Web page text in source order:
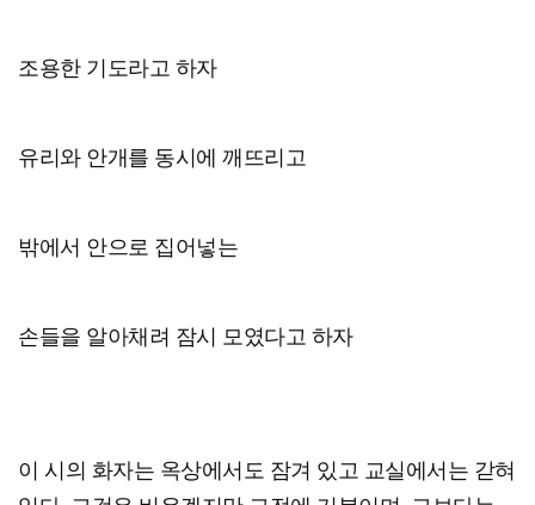
조용한 기도라고 하자
유리와 안개를 동시에 깨뜨리고
밖에서 안으로 집어넣는
손들을 알아채려 잠시 모였다고 하자
이 시의 화자는 옥상에서도 잠겨 있고 교실에서는 갇혀